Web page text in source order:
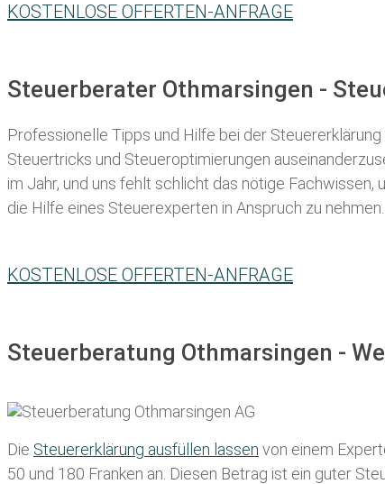
KOSTENLOSE OFFERTEN-ANFRAGE
Steuerberater Othmarsingen -
Professionelle Tipps und Hilfe bei der Steuererklärung
Steuertricks und Steueroptimierungen
im Jahr, und uns fehlt schlicht das nötige
die Hilfe eines Steuerexperten in Anspruch zu nehmen.
KOSTENLOSE OFFERTEN-ANFRAGE
Steuerberatung Othmarsingen -
Die Steuererklärung ausfüllen lassen von einem
50 und 180 Franken an. Diesen Betrag ist ein guter